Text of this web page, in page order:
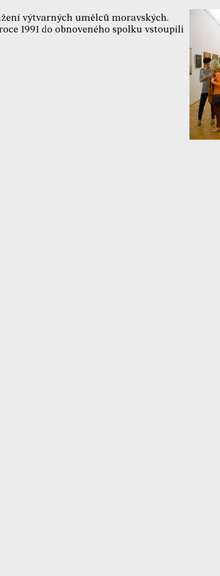
výtvarných umělců moravských.
1991 do obnoveného spolku vstoupili